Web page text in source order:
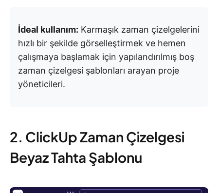
İdeal kullanım: Karmaşık zaman çizelgelerini
hızlı bir şekilde görselleştirmek ve hemen
çalışmaya başlamak için yapılandırılmış boş
zaman çizelgesi şablonları arayan proje
yöneticileri.
2. ClickUp Zaman Çizelgesi
Beyaz Tahta Şablonu